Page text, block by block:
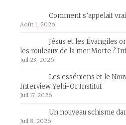
Comment s’appelait
Août 1, 2026
Jésus et les Évangiles
les rouleaux de la mer Morte ?
Juil 23, 2026
Les esséniens et le
Interview Yehi-Or Institut
Juil 17, 2026
Un nouveau schisme
Juil 8, 2026